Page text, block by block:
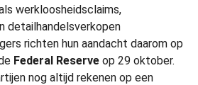
werkloosheidsclaims,
detailhandelsverkopen
richten hun aandacht daarom op
Federal Reserve op 29 oktober.
nog altijd rekenen op een